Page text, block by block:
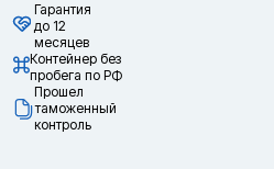
Гарантия
до 12
месяцев
Контейнер без
пробега по РФ
Прошел
таможенный
контроль